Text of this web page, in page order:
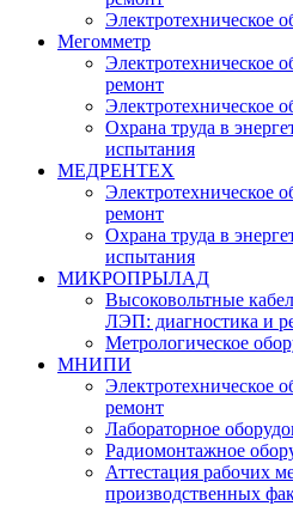
Электротехническое
Мегомметр
Электротехническое
ремонт
Электротехническое
Охрана труда в
испытания
МЕДРЕНТЕХ
Электротехническое
ремонт
Охрана труда в
испытания
МИКРОПРЫЛАД
Высоковольтные
ЛЭП: диагностика и
Метрологическое
МНИПИ
Электротехническое
ремонт
Лабораторное
Радиомонтажное
Аттестация рабочих
производственных